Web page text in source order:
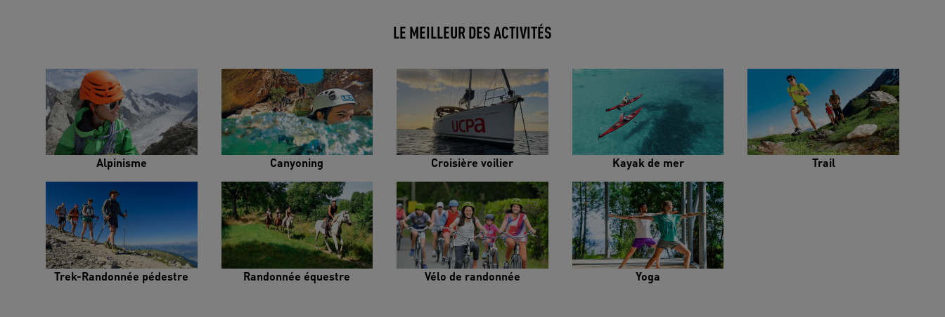
LE MEILLEUR DES ACTIVITÉS
Alpinisme Canyoning Croisière voilier Kayak de mer Trail
Trek-Randonnée pédestre Randonnée équestre Vélo de randonnée Yoga